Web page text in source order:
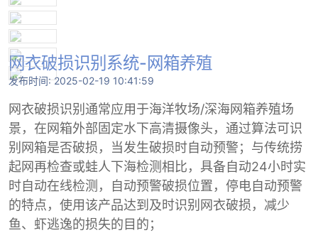
网衣破损识别系统-网箱养殖
发布时间:2025-02-19 10:41:59
网衣破损识别通常应用于海洋牧场/深海网箱养殖场
景，在网箱外部固定水下高清摄像头，通过算法可识
别网箱是否破损，当发生破损时自动预警；与传统捞
起网再检查或蛙人下海检测相比，具备自动24小时实
时自动在线检测，自动预警破损位置，停电自动预警
的特点，使用该产品达到及时识别网衣破损，减少
鱼、虾逃逸的损失的目的；